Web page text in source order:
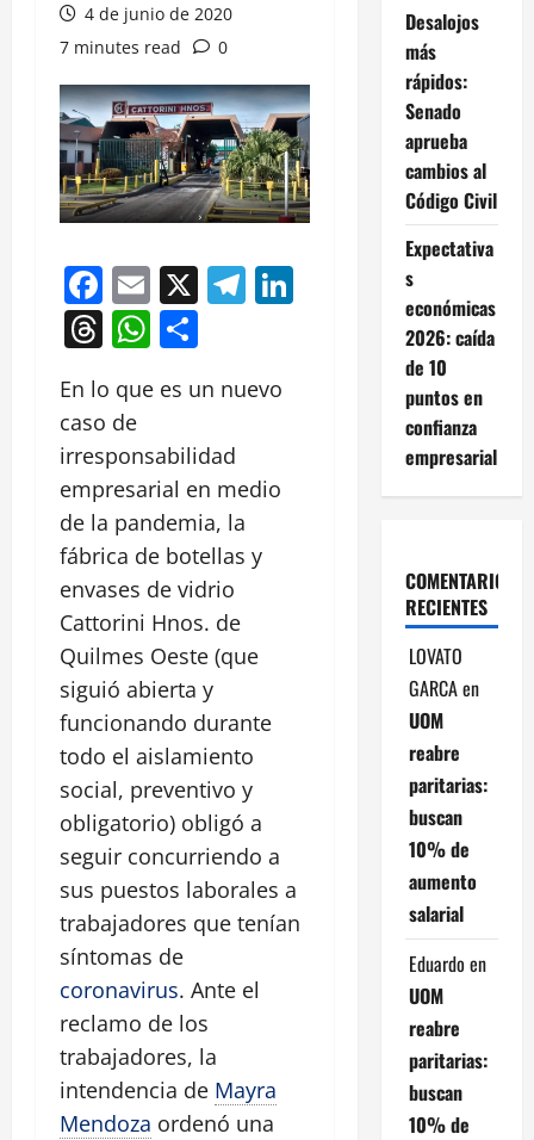
4 de junio de 2020
7 minutes read
0
Facebook
Email
X Telegram
LinkedIn
Threads
WhatsApp
En lo que es un nuevo
caso de
irresponsabilidad
empresarial en medio
de la pandemia, la
fábrica de botellas y
envases de vidrio
Cattorini Hnos. de
Quilmes Oeste (que
siguió abierta y
funcionando durante
todo el aislamiento
social, preventivo y
obligatorio) obligó a
seguir concurriendo a
sus puestos laborales a
trabajadores que tenían
síntomas de
coronavirus. Ante el
reclamo de los
trabajadores, la
intendencia de Mayra
Mendoza ordenó una
Desalojos
más
rápidos:
Senado
aprueba
cambios al
Código Civil
Expectativa
s
económicas
2026: caída
de 10
puntos en
confianza
empresarial
COMENTARIOS
RECIENTES
LOVATO
GARCAen
UOM
reabre
paritarias:
buscan
10% de
aumento
salarial
Eduardo en
UOM
reabre
paritarias:
buscan
10% de